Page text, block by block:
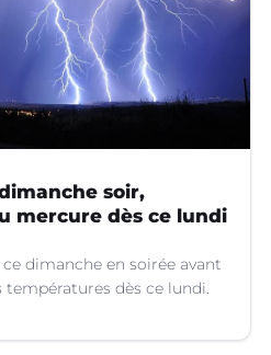
soir,
mercure dès ce lundi
dimanche en soirée avant
températures dès ce lundi.